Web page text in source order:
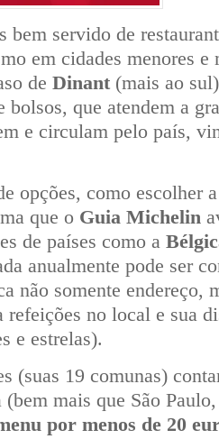
bem servido de
em cidades menores e
de Dinant (mais ao
bolsos, que atendem a
e circulam pelo país,
opções, como escolher
que o Guia Michelin
de países como a
anualmente pode ser
não somente endereço,
refeições no local e sua
e estrelas).
(suas 19 comunas)
(bem mais que São
por menos de 20